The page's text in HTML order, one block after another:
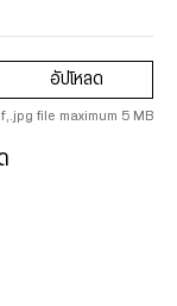
อัปโหลด
file maximum 5 MB